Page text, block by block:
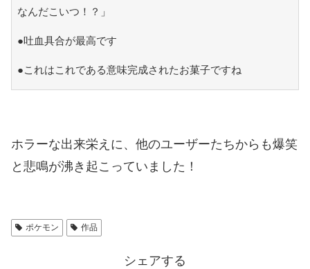
なんだこいつ！？」
●吐血具合が最高です
●これはこれである意味完成されたお菓子ですね
ホラーな出来栄えに、他のユーザーたちからも爆笑
と悲鳴が沸き起こっていました！
ポケモン 作品
シェアする